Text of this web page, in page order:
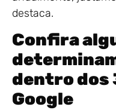
destaca.
Confira
dentro dos
Google